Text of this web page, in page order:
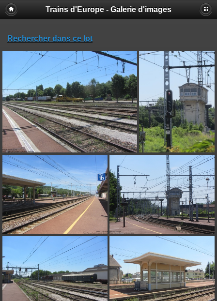
Trains d'Europe - Galerie d'images
Rechercher dans ce lot